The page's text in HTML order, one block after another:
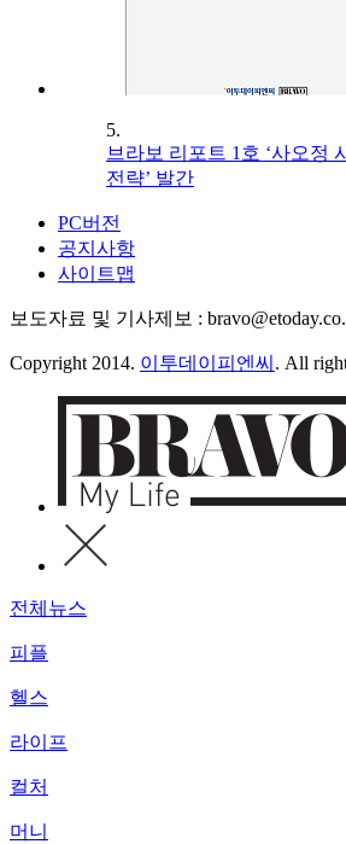
5.
브라보 리포트 1호 ‘사오정
전략’ 발간
PC버전
공지사항
사이트맵
보도자료 및 기사제보 :
Copyright 2014. 이투데이피엔씨 . All
전체뉴스
피플
헬스
라이프
컬처
머니